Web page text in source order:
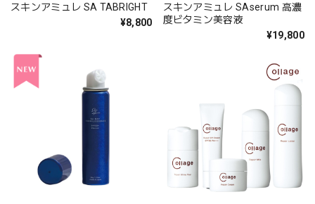
スキンアミュレ SA TABRIGHT
¥8,800
スキンアミュレ SAserum 高濃
度ビタミン美容液
¥19,800